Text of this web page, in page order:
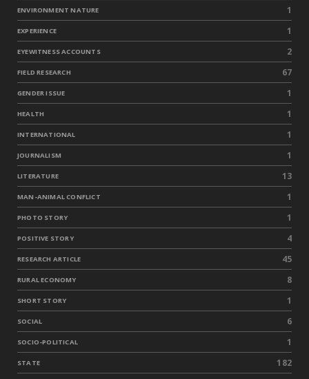
ENVIRONMENT NATURE 1
EXPERIENCE 1
EYEWITNESS ACCOUNTS 2
FIELD RESEARCH 67
GENDER ISSUE 1
HEALTH 1
INTERNATIONAL 1
JOURNALISM 1
LITERATURE 13
MAN-ANIMAL CONFLICT 1
PHOTO STORY 1
POSITIVE STORY 4
RESEARCH ARTICLE 45
RURAL ECONOMY 8
SHORT STORY 1
SOCIAL 6
SOCIO-POLITICAL 1
STATE 182